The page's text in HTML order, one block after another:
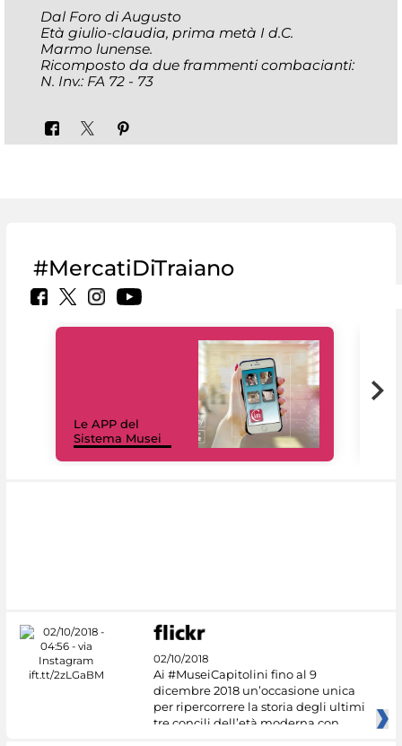
Dal Foro di Augusto
Età giulio-claudia, prima metà I d.C.
Marmo lunense.
Ricomposto da due frammenti combacianti:
N. Inv.: FA 72 - 73
#MercatiDiTraiano
Le APP del
Sistema Musei
02/10/2018
Ai #MuseiCapitolini fino al 9
dicembre 2018 un’occasione unica
per ripercorrere la storia degli ultimi
tre concili dell’età moderna con